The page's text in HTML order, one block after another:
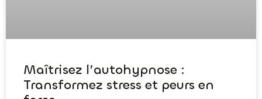
Maîtrisez l’autohypnose :
Transformez stress et peurs en